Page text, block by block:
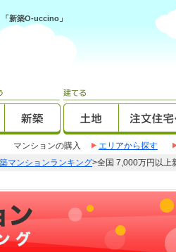
新築O-uccino」
マンションの購入 エリアから探す
マンションランキング>全国 7,000万円以上